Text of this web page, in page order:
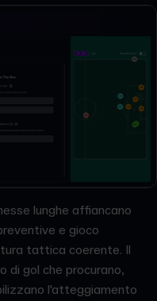
lunghe affiancano
e gioco
tattica coerente. Il
di gol che procurano,
l'atteggiamento